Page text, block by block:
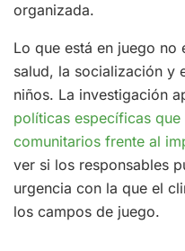
organizada.
Lo que está en juego no
salud, la socialización y
niños. La investigación
políticas específicas
comunitarios frente al
ver si los responsables
urgencia con la que el
los campos de juego.